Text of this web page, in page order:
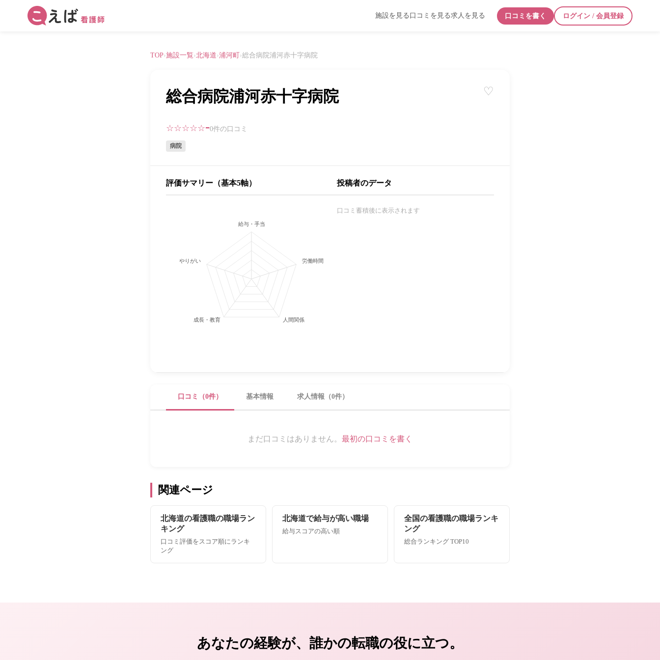
施設を見る 口コミを見る求人を見る 口コミを書く ログイン / 会員登録
TOP›施設一覧›北海道›浦河町 ›総合病院浦河赤十字病院
総合病院浦河赤十字病院 ♡
☆☆☆☆☆-0件の口コミ
病院
評価サマリー（基本5軸）
給与・手当
労働時間・休日
人間関係
成長・教育
やりがい
投稿者のデータ
口コミ蓄積後に表示されます
口コミ（0件） 基本情報 求人情報（0件）
まだ口コミはありません。 最初の口コミを書く
関連ページ
北海道の看護職の職場ラン
キング
口コミ評価をスコア順にランキ
ング
北海道で給与が高い職場
給与スコアの高い順
全国の看護職の職場ランキ
ング
総合ランキング TOP10
あなたの経験が、誰かの転職の役に立つ。